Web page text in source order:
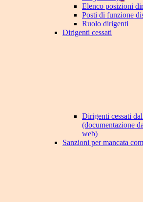
Elenco posizioni
Posti di funzione
Ruolo dirigenti
Dirigenti cessati
Dirigenti cessati
(documentazione
web)
Sanzioni per mancata